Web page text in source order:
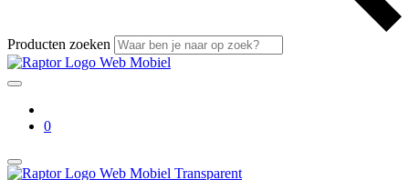
Producten zoeken
0